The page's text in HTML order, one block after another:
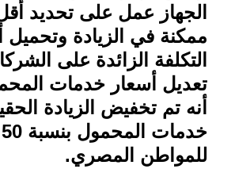
الجهاز عمل على تحديد
ممكنة في الزيادة وتحميل
التكلفة الزائدة على
تعديل أسعار خدمات
أنه تم تخفيض الزيادة
للمواطن المصري.